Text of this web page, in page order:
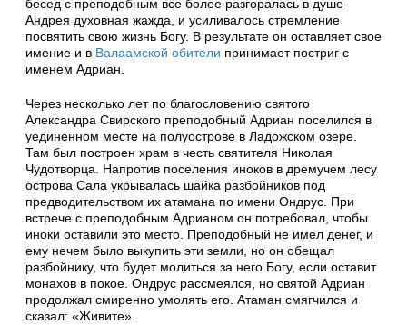
бесед с преподобным все более разгоралась в душе
Андрея духовная жажда, и усиливалось стремление
посвятить свою жизнь Богу. В результате он оставляет свое
имение и в Валаамской обители принимает постриг с
именем Адриан.
Через несколько лет по благословению святого
Александра Свирского преподобный Адриан поселился в
уединенном месте на полуострове в Ладожском озере.
Там был построен храм в честь святителя Николая
Чудотворца. Напротив поселения иноков в дремучем лесу
острова Сала укрывалась шайка разбойников под
предводительством их атамана по имени Ондрус. При
встрече с преподобным Адрианом он потребовал, чтобы
иноки оставили это место. Преподобный не имел денег, и
ему нечем было выкупить эти земли, но он обещал
разбойнику, что будет молиться за него Богу, если оставит
монахов в покое. Ондрус рассмеялся, но святой Адриан
продолжал смиренно умолять его. Атаман смягчился и
сказал: «Живите».